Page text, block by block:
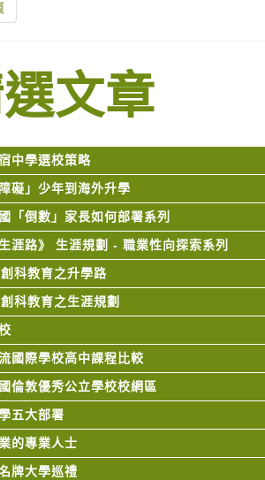
文章
中學選校策略
障礙」少年到海外升學
「倒數」家長如何部署系列
生涯路》 生涯規劃 - 職業性向探索系列
科教育之升學路
科教育之生涯規劃
國際學校高中課程比較
倫敦優秀公立學校校網區
五大部署
的專業人士
牌大學巡禮